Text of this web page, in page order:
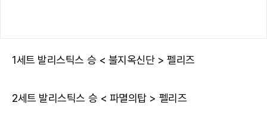
1세트 발리스틱스 승 < 불지옥신단 > 펠리즈
2세트 발리스틱스 승 < 파멸의탑 > 펠리즈